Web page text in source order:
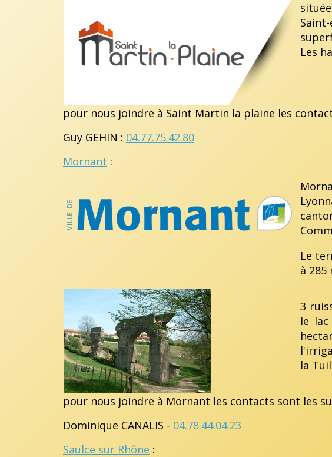
Les
pour nous joindre à Saint Martin la plaine les
Guy GEHIN : 04.77.75.42.80
Mornant :
Le
à
3
le
la
pour nous joindre à Mornant les contacts sont les
Dominique CANALIS - 04.78.44.04.23
Saulce sur Rhône :